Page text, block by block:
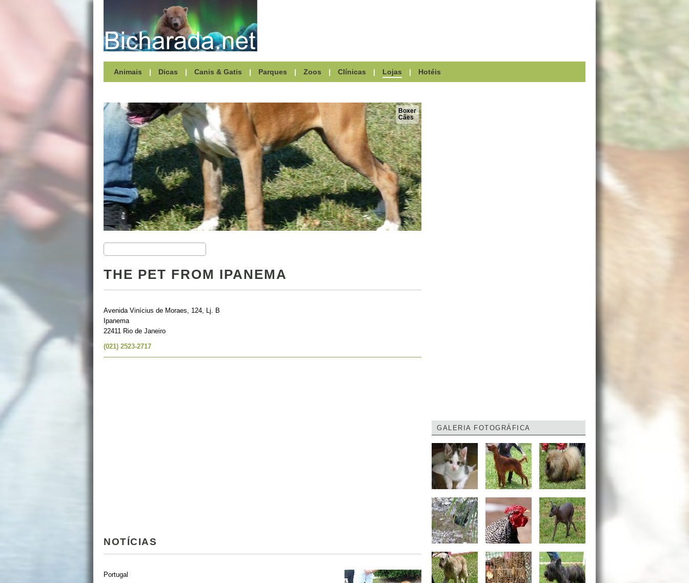
Animais | Dicas | Canis & Gatis | Parques | Zoos | Clínicas | Lojas | Hotéis
Boxer
Cães
THE PET FROM IPANEMA
Avenida Vinícius de Moraes, 124, Lj. B
Ipanema
22411 Rio de Janeiro
(021) 2523-2717
NOTÍCIAS
Portugal
GALERIA FOTOGRÁFICA